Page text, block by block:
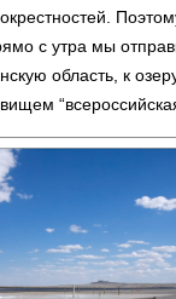
с утра мы
область, к